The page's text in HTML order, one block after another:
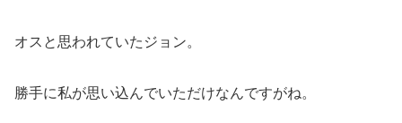
オスと思われていたジョン。
勝手に私が思い込んでいただけなんですがね。